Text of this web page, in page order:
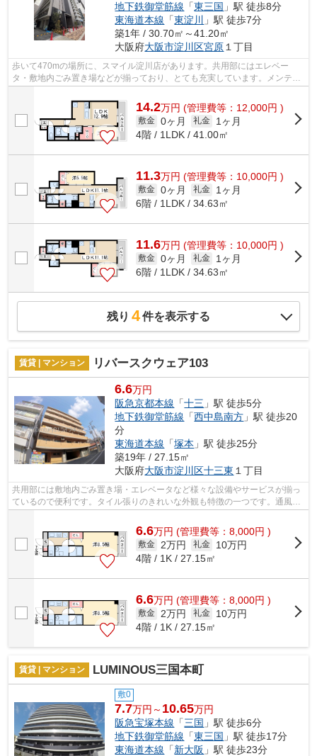
地下鉄御堂筋線 「東三国 」駅 徒歩8分
東海道本線 「東淀川
」駅 徒歩7分
築1年 / 30.70㎡～41.20㎡
大阪府大阪市淀川区宮原１丁目
歩いて470mの場所に、スマイル淀川店があります。共用部にはエレベー
タ・敷地内ごみ置き場などが揃っており、とても充実しています。メンテナ
14.2万円 (管理費等：12,000円 )
敷金 0ヶ月 礼金
1ヶ月
4階 / 1LDK / 41.00㎡
11.3万円 (管理費等：10,000円 )
敷金 0ヶ月 礼金
1ヶ月
6階 / 1LDK / 34.63㎡
11.6万円 (管理費等：10,000円 )
敷金 0ヶ月 礼金
1ヶ月
6階 / 1LDK / 34.63㎡
残り 4件を表示する
賃貸 | マンション リバースクウェア103
6.6万円
阪急京都本線 「十三 」駅 徒歩5分
地下鉄御堂筋線 「西中島南方 」駅 徒歩20
分
東海道本線 「塚本 」駅 徒歩25分
築19年 / 27.15㎡
大阪府大阪市淀川区十三東 １丁目
共用部には敷地内ごみ置き場・エレベータなど様々な設備やサービスが揃っ
ているので便利です。タイル張りのきれいな外観も特徴の一つです。通風良
6.6万円 (管理費等：8,000円 )
敷金 2万円 礼金
10万円
4階 / 1K / 27.15㎡
6.6万円 (管理費等：8,000円 )
敷金 2万円 礼金
10万円
4階 / 1K / 27.15㎡
賃貸 | マンション LUMINOUS三国本町
敷0
7.7万円～ 10.65万円
阪急宝塚本線 「三国 」駅 徒歩6分
地下鉄御堂筋線 「東三国 」駅 徒歩17分
東海道本線 「新大阪 」駅 徒歩23分